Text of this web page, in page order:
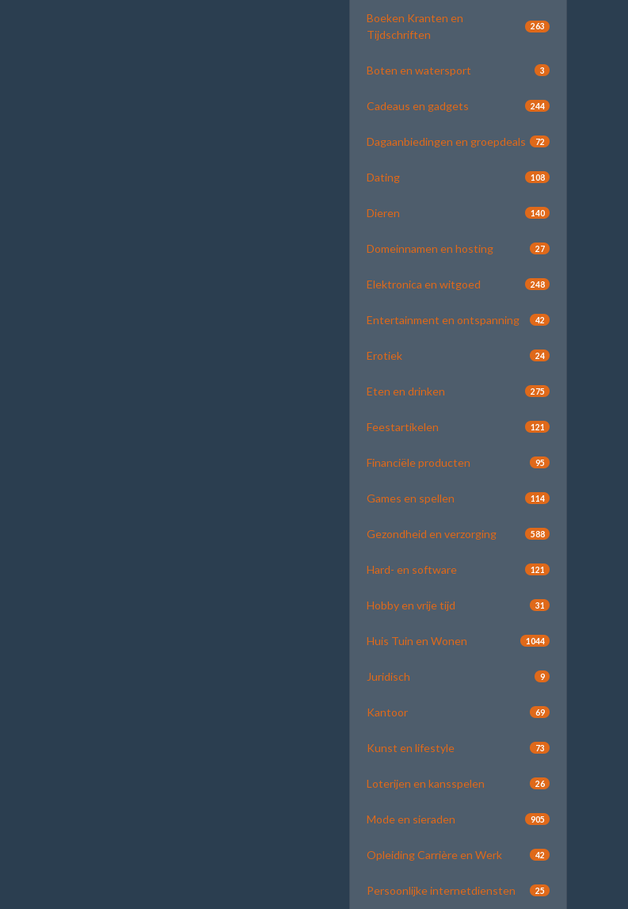
Boeken Kranten en
Tijdschriften
263
Boten en watersport 3
Cadeaus en gadgets 244
Dagaanbiedingen en groepdeals 72
Dating 108
Dieren 140
Domeinnamen en hosting 27
Elektronica en witgoed 248
Entertainment en ontspanning 42
Erotiek 24
Eten en drinken 275
Feestartikelen 121
Financiële producten 95
Games en spellen 114
Gezondheid en verzorging 588
Hard- en software 121
Hobby en vrije tijd 31
Huis Tuin en Wonen 1044
Juridisch 9
Kantoor 69
Kunst en lifestyle 73
Loterijen en kansspelen 26
Mode en sieraden 905
Opleiding Carrière en Werk 42
Persoonlijke internetdiensten 25